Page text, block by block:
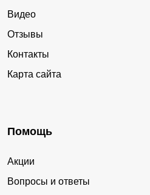
Видео
Отзывы
Контакты
Карта сайта
Помощь
Акции
Вопросы и ответы